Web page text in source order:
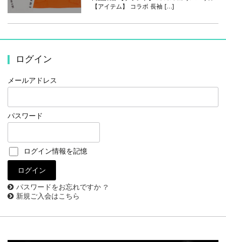
【アイテム】 コラボ 長袖 […]
ログイン
メールアドレス
パスワード
ログイン情報を記憶
パスワードをお忘れですか ?
新規ご入会はこちら